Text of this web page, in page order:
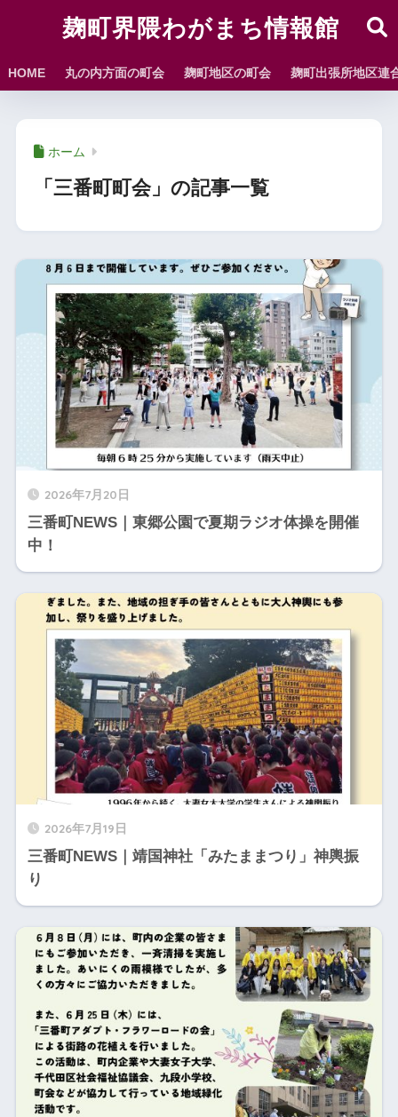
麹町界隈わがまち情報館
HOME 丸の内方面の町会 麹町地区の町会 麹町出張所地区連
ホーム
「三番町町会」の記事一覧
2026年7月20日
三番町NEWS｜東郷公園で夏期ラジオ体操を開催
中！
2026年7月19日
三番町NEWS｜靖国神社「みたままつり」神輿振
り